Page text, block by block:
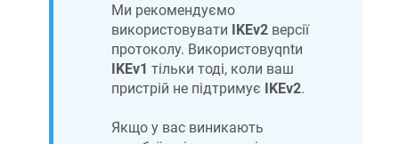
Ми рекомендуємо
використовувати IKEv2 версії
протоколу. Використовуqntи
IKEv1 тільки тоді, коли ваш
пристрій не підтримує IKEv2.
Якщо у вас виникають